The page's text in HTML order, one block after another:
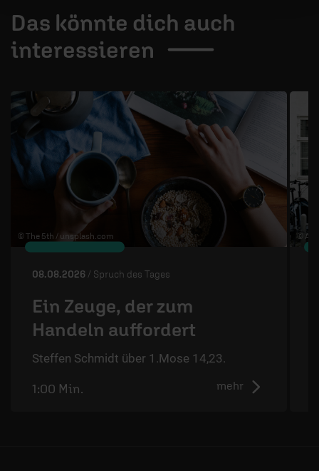
Das könnte dich auch
interessieren
© The 5th / unsplash.com
08.08.2026 / Spruch des Tages
Ein Zeuge, der zum
Handeln auffordert
Steffen Schmidt über 1.Mose 14,23.
mehr
1:00 Min.
©